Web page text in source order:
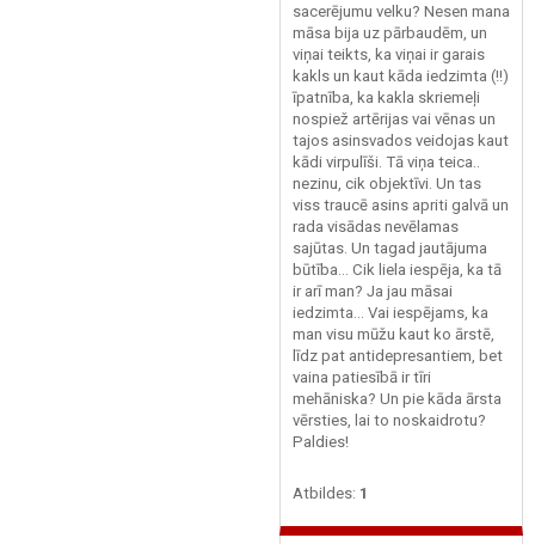
sacerējumu velku? Nesen mana
māsa bija uz pārbaudēm, un
viņai teikts, ka viņai ir garais
kakls un kaut kāda iedzimta (!!)
īpatnība, ka kakla skriemeļi
nospiež artērijas vai vēnas un
tajos asinsvados veidojas kaut
kādi virpulīši. Tā viņa teica..
nezinu, cik objektīvi. Un tas
viss traucē asins apriti galvā un
rada visādas nevēlamas
sajūtas. Un tagad jautājuma
būtība... Cik liela iespēja, ka tā
ir arī man? Ja jau māsai
iedzimta... Vai iespējams, ka
man visu mūžu kaut ko ārstē,
līdz pat antidepresantiem, bet
vaina patiesībā ir tīri
mehāniska? Un pie kāda ārsta
vērsties, lai to noskaidrotu?
Paldies!
Atbildes: 1